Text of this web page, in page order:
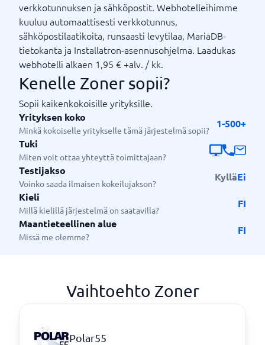
verkkotunnuksen ja sähköpostit. Webhotelleihimme
kuuluu automaattisesti verkkotunnus,
sähköpostilaatikoita, runsaasti levytilaa, MariaDB-
tietokanta ja Installatron-asennusohjelma. Laadukas
webhotelli alkaen 1,95 € +alv. / kk.
Kenelle Zoner sopii?
Sopii kaikenkokoisille yrityksille.
Yrityksen koko
Minkä kokoiselle yritykselle tämä järjestelmä sopii?
1-500+
Tuki
Miten voit ottaa yhteyttä toimittajaan?
Testijakso
Voinko saada ilmaisen kokeilujakson?
KylläEi
Kieli
Millä kielillä järjestelmä on saatavilla?
FI
Maantieteellinen alue
Missä me olemme?
FI
Vaihtoehto Zoner
Polar55